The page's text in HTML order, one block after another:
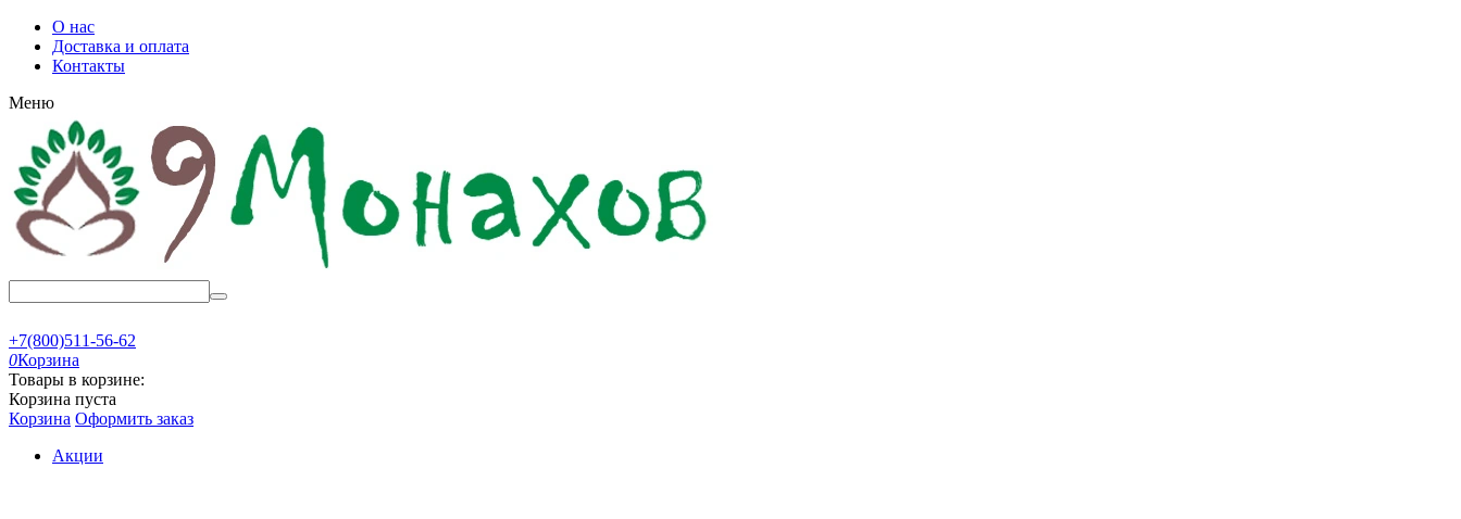
О нас
Доставка и оплата
Контакты
Меню
+7(800)511-56-62
0Корзина
Товары в корзине:
Корзина пуста
Корзина Оформить заказ
Акции